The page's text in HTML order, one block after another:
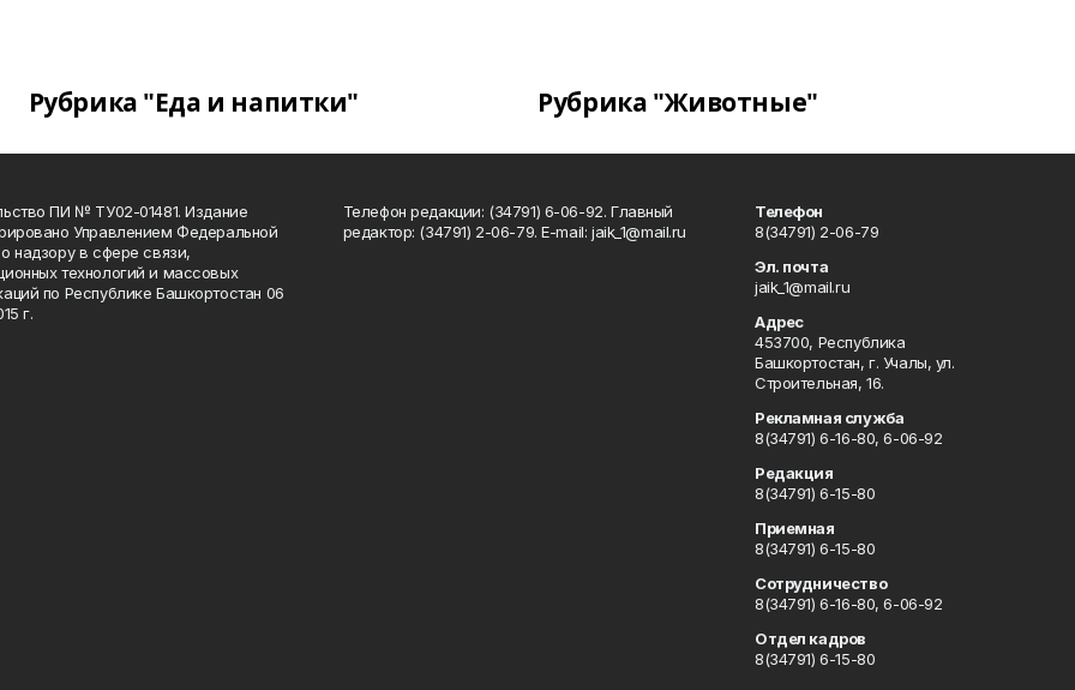
Рубрика "Еда и напитки" Рубрика "Животные"
ПИ № ТУ02-01481. Издание
Управлением Федеральной
надзору в сфере связи,
технологий и массовых
по Республике Башкортостан 06
г.
Телефон редакции: (34791) 6-06-92. Главный
редактор: (34791) 2-06-79. Е-mаil: jaik_1@mail.ru
Телефон
8(34791) 2-06-79
Эл. почта
jaik_1@mail.ru
Адрес
453700, Республика
Башкортостан, г. Учалы, ул.
Строительная, 16.
Рекламная служба
8(34791) 6-16-80, 6-06-92
Редакция
8(34791) 6-15-80
Приемная
8(34791) 6-15-80
Сотрудничество
8(34791) 6-16-80, 6-06-92
Отдел кадров
8(34791) 6-15-80